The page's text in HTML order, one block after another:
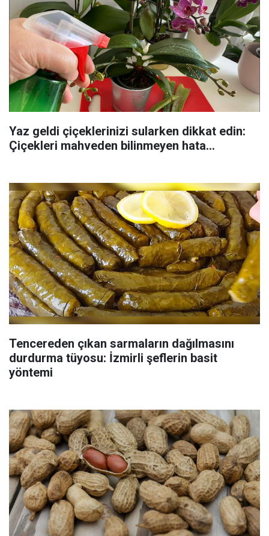
Yaz geldi çiçeklerinizi sularken dikkat edin:
Çiçekleri mahveden bilinmeyen hata...
Tencereden çıkan sarmaların dağılmasını
durdurma tüyosu: İzmirli şeflerin basit
yöntemi